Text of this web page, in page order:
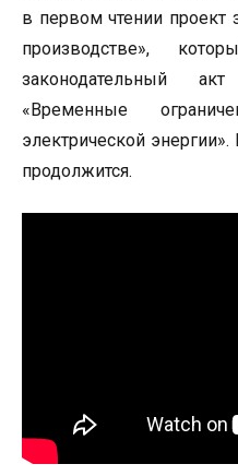
в первом чтении проект
производстве»,
законодательный
«Временные
электрической
продолжится.